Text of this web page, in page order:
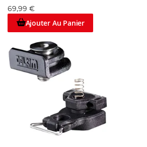
69,99 €
Ajouter Au Panier